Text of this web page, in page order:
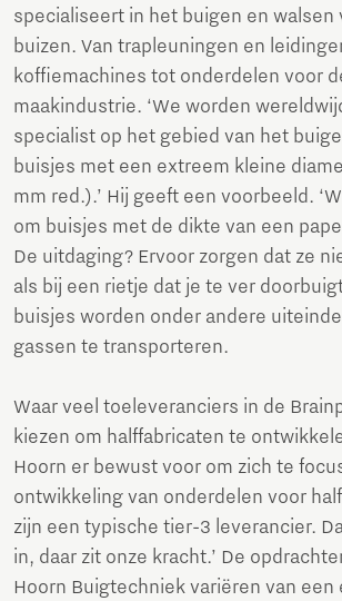
specialiseert in het buigen en walsen
buizen. Van trapleuningen en
koffiemachines tot onderdelen voor
maakindustrie. ‘We worden
specialist op het gebied van het
buisjes met een extreem kleine
mm red.).’ Hij geeft een voorbeeld.
om buisjes met de dikte van een
De uitdaging? Ervoor zorgen dat ze
als bij een rietje dat je te ver
buisjes worden onder andere
gassen te transporteren.
Waar veel toeleveranciers in de
kiezen om halffabricaten te
Hoorn er bewust voor om zich te
ontwikkeling van onderdelen voor
zijn een typische tier-3 leverancier.
in, daar zit onze kracht.’ De
Hoorn Buigtechniek variëren van